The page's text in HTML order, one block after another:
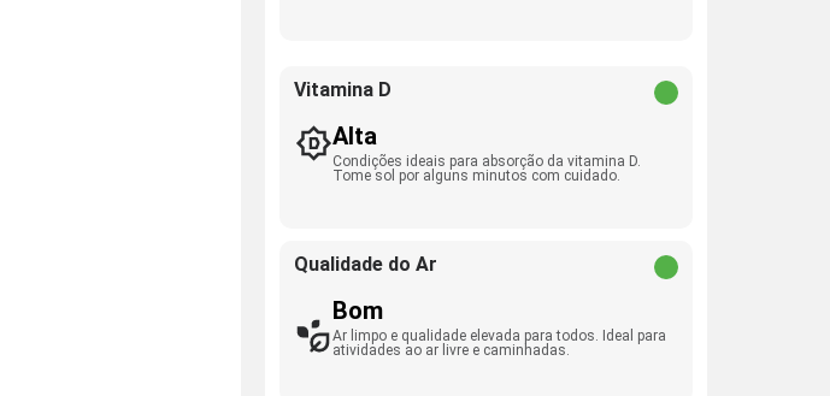
Vitamina D
Alta
Condições ideais para absorção da vitamina D.
Tome sol por alguns minutos com cuidado.
Qualidade do Ar
Bom
Ar limpo e qualidade elevada para todos. Ideal para
atividades ao ar livre e caminhadas.